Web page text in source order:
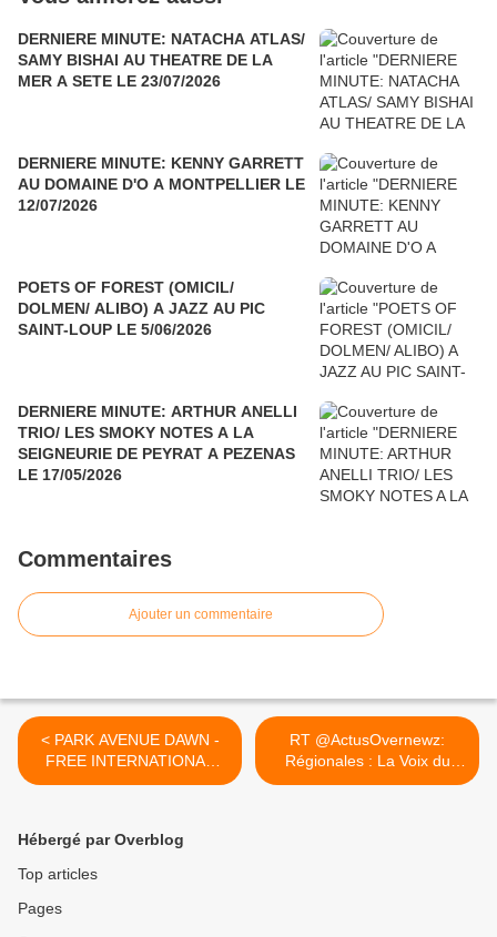
DERNIERE MINUTE: NATACHA ATLAS/
SAMY BISHAI AU THEATRE DE LA
MER A SETE LE 23/07/2026
DERNIERE MINUTE: KENNY GARRETT
AU DOMAINE D'O A MONTPELLIER LE
12/07/2026
POETS OF FOREST (OMICIL/
DOLMEN/ ALIBO) A JAZZ AU PIC
SAINT-LOUP LE 5/06/2026
DERNIERE MINUTE: ARTHUR ANELLI
TRIO/ LES SMOKY NOTES A LA
SEIGNEURIE DE PEYRAT A PEZENAS
LE 17/05/2026
Commentaires
Ajouter un commentaire
< PARK AVENUE DAWN -
FREE INTERNATIONAL
SHIPPING TODAY (Cyber
RT @ActusOvernewz:
Régionales : La Voix du
Nord... >
Hébergé par Overblog
Top articles
Pages